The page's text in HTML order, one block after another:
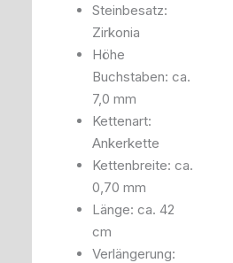
Steinbesatz:
Zirkonia
Höhe
Buchstaben: ca.
7,0 mm
Kettenart:
Ankerkette
Kettenbreite: ca.
0,70 mm
Länge: ca. 42
cm
Verlängerung: